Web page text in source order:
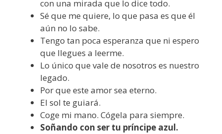
con una mirada que lo dice todo.
Sé que me quiere, lo que pasa es que él
aún no lo sabe.
Tengo tan poca esperanza que ni espero
que llegues a leerme.
Lo único que vale de nosotros es nuestro
legado.
Por que este amor sea eterno.
El sol te guiará.
Coge mi mano. Cógela para siempre.
Soñando con ser tu príncipe azul.